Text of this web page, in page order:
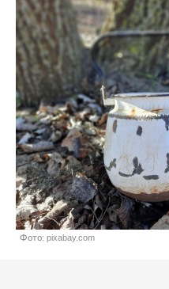
Фото: pixabay.com